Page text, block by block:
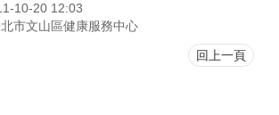
10-20 12:03
市文山區健康服務中心
回上一頁